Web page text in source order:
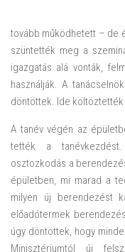
tovább működhetett – de
szüntették meg a
igazgatás alá vonták,
használják. A
döntöttek. Ide költöztették
A tanév végén az
tették a
osztozkodás a
épületben, mi marad a
milyen új berendezést
előadótermek
úgy döntöttek, hogy
Minisztériumtól új